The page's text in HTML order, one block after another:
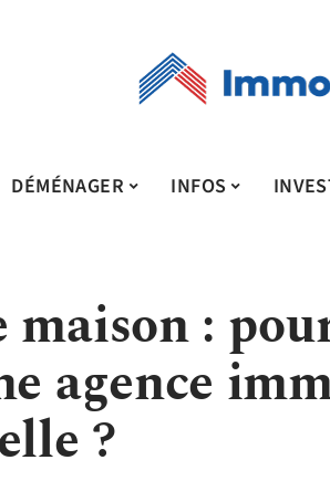
DÉMÉNAGER INFOS
maison :
agence
?